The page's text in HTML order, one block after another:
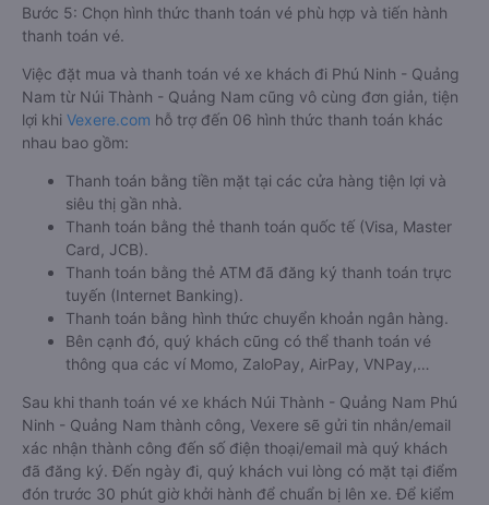
Bước 5: Chọn hình thức thanh toán vé phù hợp và tiến hành
thanh toán vé.
Việc đặt mua và thanh toán vé xe khách đi Phú Ninh - Quảng
Nam từ Núi Thành - Quảng Nam cũng vô cùng đơn giản, tiện
lợi khi Vexere.com hỗ trợ đến 06 hình thức thanh toán khác
nhau bao gồm:
Thanh toán bằng tiền mặt tại các cửa hàng tiện lợi và
siêu thị gần nhà.
Thanh toán bằng thẻ thanh toán quốc tế (Visa, Master
Card, JCB).
Thanh toán bằng thẻ ATM đã đăng ký thanh toán trực
tuyến (Internet Banking).
Thanh toán bằng hình thức chuyển khoản ngân hàng.
Bên cạnh đó, quý khách cũng có thể thanh toán vé
thông qua các ví Momo, ZaloPay, AirPay, VNPay,…
Sau khi thanh toán vé xe khách Núi Thành - Quảng Nam Phú
Ninh - Quảng Nam thành công, Vexere sẽ gửi tin nhắn/email
xác nhận thành công đến số điện thoại/email mà quý khách
đã đăng ký. Đến ngày đi, quý khách vui lòng có mặt tại điểm
đón trước 30 phút giờ khởi hành để chuẩn bị lên xe. Để kiểm